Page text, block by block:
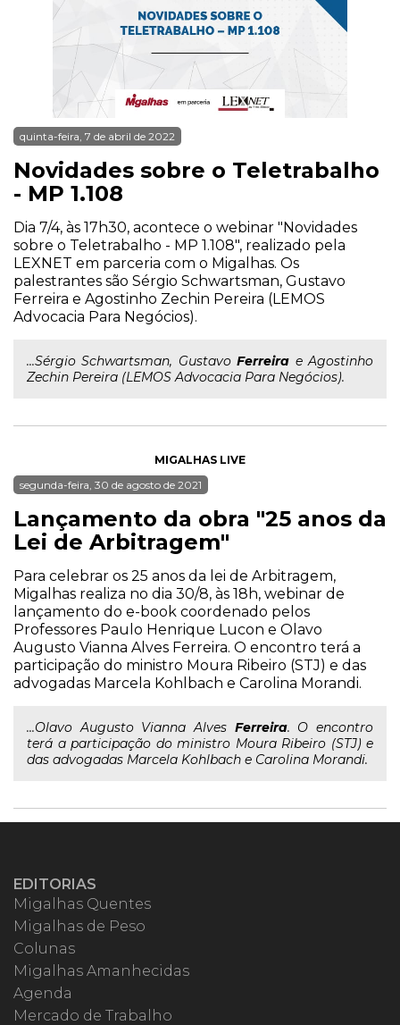
quinta-feira, 7 de abril de 2022
Novidades sobre o Teletrabalho
- MP 1.108
Dia 7/4, às 17h30, acontece o webinar "Novidades
sobre o Teletrabalho - MP 1.108", realizado pela
LEXNET em parceria com o Migalhas. Os
palestrantes são Sérgio Schwartsman, Gustavo
Ferreira e Agostinho Zechin Pereira (LEMOS
Advocacia Para Negócios).
...Sérgio Schwartsman, GustavoFerreira e Agostinho
Zechin Pereira (LEMOS Advocacia Para Negócios).
MIGALHAS LIVE
segunda-feira, 30 de agosto de 2021
Lançamento da obra "25 anos da
Lei de Arbitragem"
Para celebrar os 25 anos da lei de Arbitragem,
Migalhas realiza no dia 30/8, às 18h, webinar de
lançamento do e-book coordenado pelos
Professores Paulo Henrique Lucon e Olavo
Augusto Vianna Alves Ferreira. O encontro terá a
participação do ministro Moura Ribeiro (STJ) e das
advogadas Marcela Kohlbach e Carolina Morandi.
...Olavo Augusto Vianna Alves Ferreira. O encontro
terá a participação do ministro Moura Ribeiro (STJ) e
das advogadas Marcela Kohlbach e Carolina Morandi.
EDITORIAS
Migalhas Quentes
Migalhas de Peso
Colunas
Migalhas Amanhecidas
Agenda
Mercado de Trabalho